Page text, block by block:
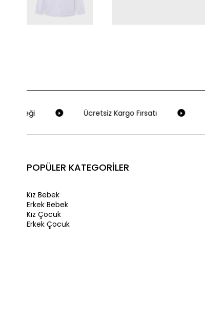
Ücretsiz Kargo Fırsatı
POPÜLER KATEGORİLER
Kız Bebek
Erkek Bebek
Kız Çocuk
Erkek Çocuk